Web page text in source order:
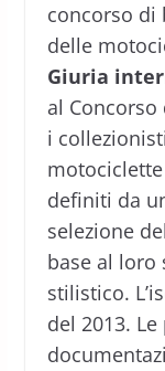
concorso di
delle
Giuria
al
i
definiti da
selezione
base al loro
stilistico.
del 2013.